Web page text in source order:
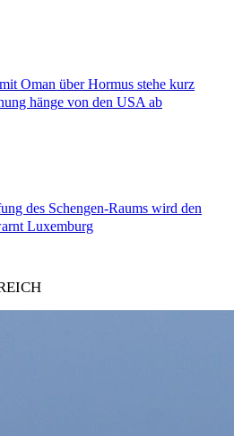
Oman über Hormus stehe kurz
hänge von den USA ab
des Schengen-Raums wird den
Luxemburg